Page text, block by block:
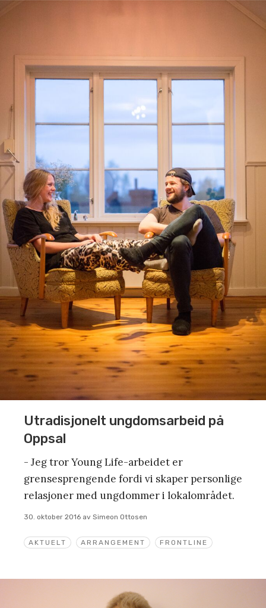
AKTUELT ARRANGEMENT FRONTLINE
Utradisjonelt ungdomsarbeid på
Oppsal
- Jeg tror Young Life-arbeidet er
grensesprengende fordi vi skaper personlige
relasjoner med ungdommer i lokalområdet.
30. oktober 2016 av Simeon Ottosen